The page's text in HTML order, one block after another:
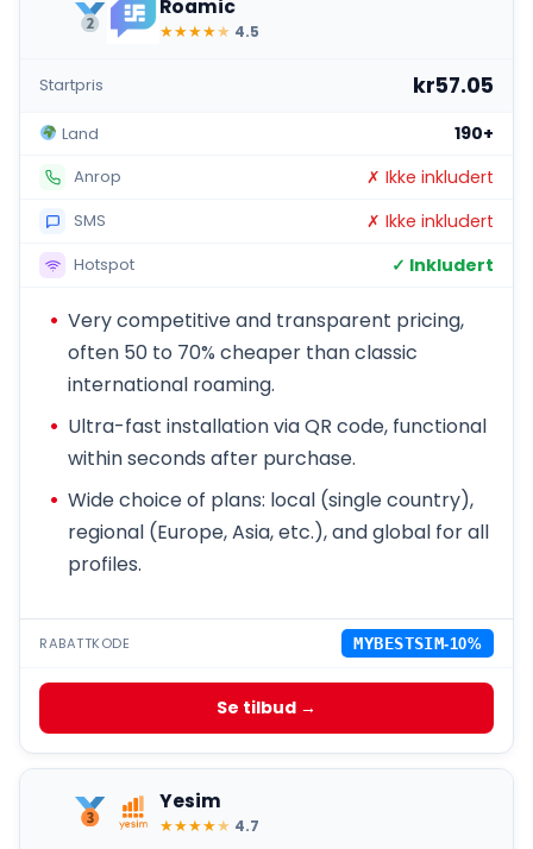
Roamic
★★★★★ 4.5
Startpris kr57.05
Land 190+
Anrop ✗ Ikke inkludert
SMS ✗ Ikke inkludert
Hotspot ✓ Inkludert
Very competitive and transparent pricing,
often 50 to 70% cheaper than classic
international roaming.
Ultra-fast installation via QR code, functional
within seconds after purchase.
Wide choice of plans: local (single country),
regional (Europe, Asia, etc.), and global for all
profiles.
RABATTKODE MYBESTSIM-10%
Se tilbud →
Yesim
★★★★★ 4.7